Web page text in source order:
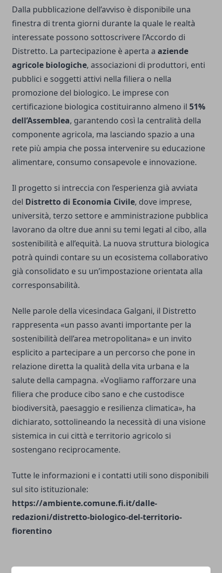
Dalla pubblicazione dell’avviso è disponibile una
finestra di trenta giorni durante la quale le realtà
interessate possono sottoscrivere l’Accordo di
Distretto. La partecipazione è aperta a aziende
agricole biologiche, associazioni di produttori, enti
pubblici e soggetti attivi nella filiera o nella
promozione del biologico. Le imprese con
certificazione biologica costituiranno almeno il 51%
dell’Assemblea, garantendo così la centralità della
componente agricola, ma lasciando spazio a una
rete più ampia che possa intervenire su educazione
alimentare, consumo consapevole e innovazione.
Il progetto si intreccia con l’esperienza già avviata
del Distretto di Economia Civile, dove imprese,
università, terzo settore e amministrazione pubblica
lavorano da oltre due anni su temi legati al cibo, alla
sostenibilità e all’equità. La nuova struttura biologica
potrà quindi contare su un ecosistema collaborativo
già consolidato e su un’impostazione orientata alla
corresponsabilità.
Nelle parole della vicesindaca Galgani, il Distretto
rappresenta «un passo avanti importante per la
sostenibilità dell’area metropolitana» e un invito
esplicito a partecipare a un percorso che pone in
relazione diretta la qualità della vita urbana e la
salute della campagna. «Vogliamo rafforzare una
filiera che produce cibo sano e che custodisce
biodiversità, paesaggio e resilienza climatica», ha
dichiarato, sottolineando la necessità di una visione
sistemica in cui città e territorio agricolo si
sostengano reciprocamente.
Tutte le informazioni e i contatti utili sono disponibili
sul sito istituzionale:
https://ambiente.comune.fi.it/dalle-
redazioni/distretto-biologico-del-territorio-
fiorentino